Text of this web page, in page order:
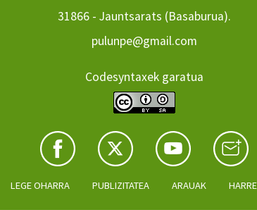
31866 - Jauntsarats (Basaburua).
pulunpe@gmail.com
Codesyntaxek garatua
LEGE OHARRA PUBLIZITATEA ARAUAK